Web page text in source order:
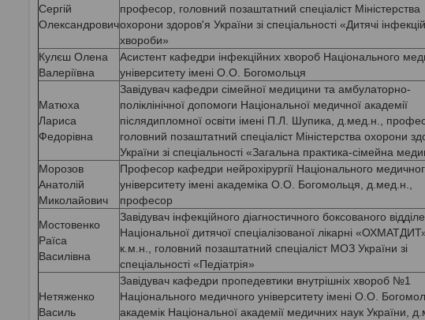
Сергій
Олександрович
професор, головний позаштатний спеціаліст Міністерства
охорони здоров'я України зі спеціальності «Дитячі
хвороби»
Кулєш Олена
Валеріївна
Асистент кафедри інфекційних хвороб Національного
університету імені О.О. Богомольця
Матюха
Лариса
Федорівна
Завідувач кафедри сімейної медицини та амбулаторно-
поліклінічної допомоги Національної медичної академії
післядипломної освіти імені П.Л. Шупика, д.мед.н.,
головний позаштатний спеціаліст Міністерства охорони
України зі спеціальності «Загальна практика-сімейна
Морозов
Анатолій
Миколайович
Професор кафедри нейрохірургії Національного
університету імені академіка О.О. Богомольця, д.мед.н.,
професор
Мостовенко
Раїса
Василівна
Завідувач інфекційного діагностичного боксованого
Національної дитячої спеціалізованої лікарні
к.м.н., головний позаштатний спеціаліст МОЗ України зі
спеціальності «Педіатрія»
Нетяженко
Василь
Завідувач кафедри пропедевтики внутрішніх хвороб №1
Національного медичного університету імені О.О.
академік Національної академії медичних наук України,